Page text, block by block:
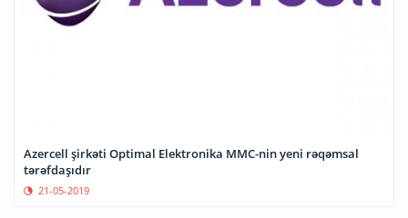
Azercell şirkəti Optimal Elektronika MMC-nin yeni rəqəmsal
tərəfdaşıdır
21-05-2019